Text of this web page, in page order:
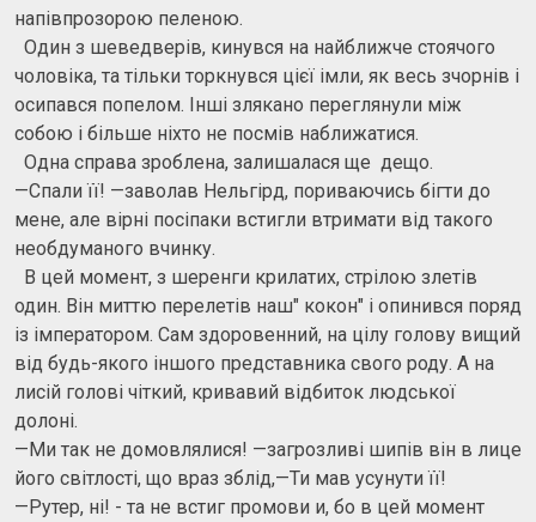
напівпрозорою пеленою.
Один з шеведверів, кинувся на найближче стоячого
чоловіка, та тільки торкнувся цієї імли, як весь зчорнів і
осипався попелом. Інші злякано переглянули між
собою і більше ніхто не посмів наближатися.
Одна справа зроблена, залишалася ще дещо.
—Спали її! —заволав Нельгірд, пориваючись бігти до
мене, але вірні посіпаки встигли втримати від такого
необдуманого вчинку.
В цей момент, з шеренги крилатих, стрілою злетів
один. Він миттю перелетів наш" кокон" і опинився поряд
із імператором. Сам здоровенний, на цілу голову вищий
від будь-якого іншого представника свого роду. А на
лисій голові чіткий, кривавий відбиток людської
долоні.
—Ми так не домовлялися! —загрозливі шипів він в лице
його світлості, що враз зблід,—Ти мав усунути її!
—Рутер, ні! - та не встиг промови и, бо в цей момент